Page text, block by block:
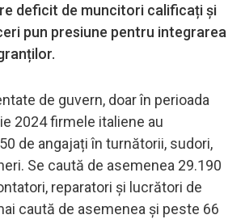
deficit de muncitori calificați și
pun presiune pentru integrarea
de guvern, doar în perioada
2024 firmele italiene au
de angajați în turnătorii, sudori,
Se caută de asemenea 29.190
reparatori și lucrători de
caută de asemenea și peste 66